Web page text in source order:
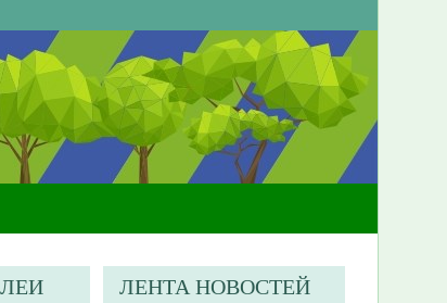
ЛЕНТА НОВОСТЕЙ